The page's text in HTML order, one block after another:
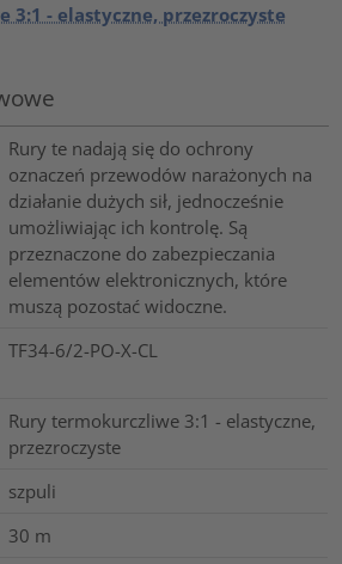
3:1 - elastyczne, przezroczyste
Rury te nadają się do ochrony
oznaczeń przewodów narażonych na
działanie dużych sił, jednocześnie
umożliwiając ich kontrolę. Są
przeznaczone do zabezpieczania
elementów elektronicznych, które
muszą pozostać widoczne.
TF34-6/2-PO-X-CL
Rury termokurczliwe 3:1 - elastyczne,
przezroczyste
szpuli
30 m